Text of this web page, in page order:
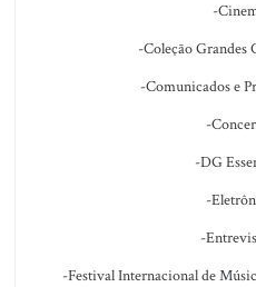
-
-Coleção Grandes
-Comunicados e
-
-DG
-
-
-Festival Internacional de